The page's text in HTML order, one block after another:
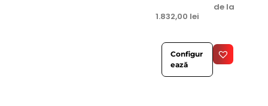
de la
1.832,00 lei
Configur
ează